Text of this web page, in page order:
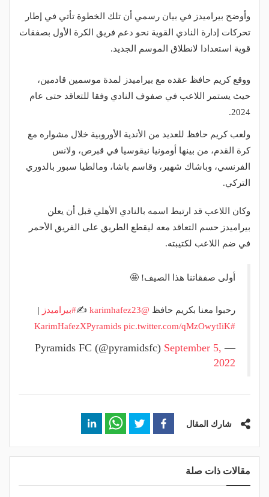
وأوضح بيراميدز في بيان رسمي أن تلك الخطوة تأتي في إطار
تحركات إدارة النادي القوية نحو دعم فريق الكرة الأول بصفقات
قوية استعدادا لانطلاق الموسم الجديد.
ووقع كريم حافظ عقده مع بيراميدز لمدة موسمين قادمين،
حيث يستمر اللاعب في صفوف النادي وفقا للتعاقد حتى عام
2024.
ولعب كريم حافظ للعديد من الأندية الأوروبية خلال مشواره مع
كرة القدم، من بينها أومونيا نيقوسيا في قبرص، ولانس
الفرنسي، وباشاك شهير، وقاسم باشا، ومالطيا سبور بالدوري
التركي.
وكان اللاعب قد ارتبط اسمه بالنادي الأهلي قبل أن يعلن
بيراميدز حسم التعاقد معه ليقطع الطريق على الفريق الأحمر
في ضم اللاعب لكتيبته.
أولى صفقاتنا هذا الصيف! 🤩
رحبوا معنا بكريم حافظ @karimhafez23
✍️#بيراميدز |
#KarimHafezXPyramids
pic.twitter.com/qMzOwytIiK
— Pyramids FC (@pyramidsfc)
September 5,
2022
شارك المقال
مقالات ذات صلة